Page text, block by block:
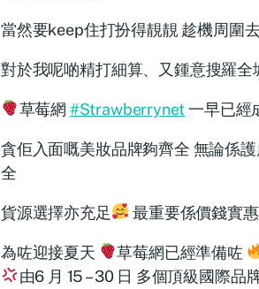
當然要keep住打扮得靚靚 趁機周圍
對於我呢啲精打細算、又鍾意搜羅
草莓網 #Strawberrynet一早已經
貪佢入面嘅美妝品牌夠齊全 無論係
全
貨源選擇亦充足 最重要係價錢實
為咗迎接夏天 草莓網已經準備咗
由6 月 15 – 30 日 多個頂級國際